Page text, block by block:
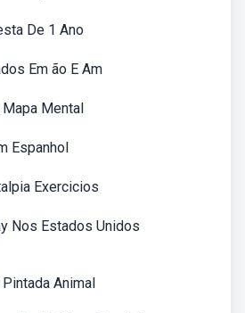
De 1 Ano
Em ão E Am
Mental
Espanhol
Exercicios
Nos Estados Unidos
Pintada Animal